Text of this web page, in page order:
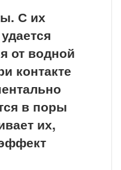
С их
от водной
контакте
в поры
их,